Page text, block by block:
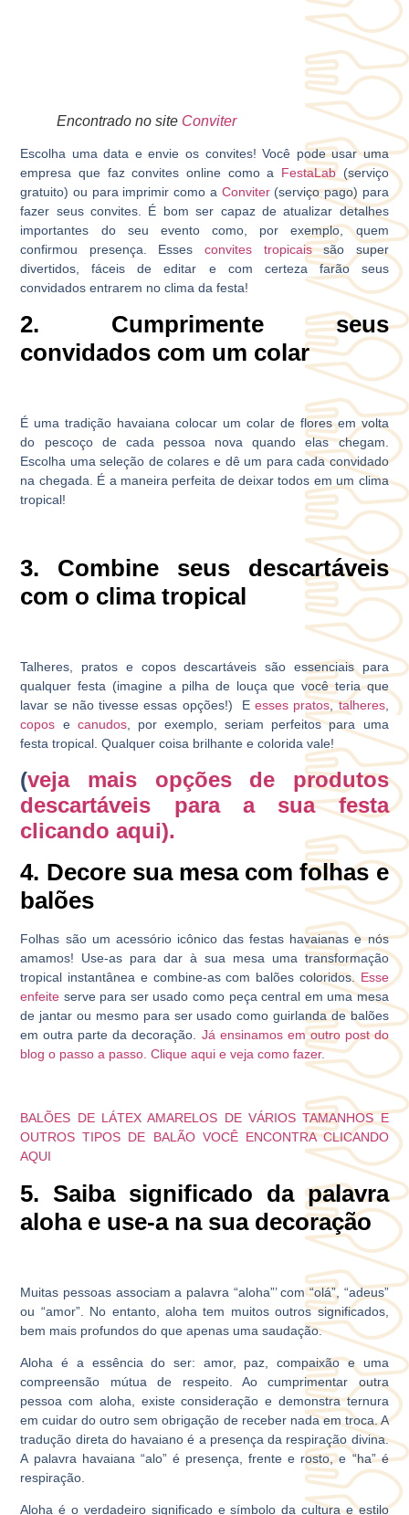
Encontrado no site Conviter
Escolha uma data e envie os convites! Você pode usar uma
empresa que faz convites online como a FestaLab(serviço
gratuito) ou para imprimir como a Conviter(serviço pago) para
fazer seus convites. É bom ser capaz de atualizar detalhes
importantes do seu evento como, por exemplo, quem
confirmou presença. Esses convites tropicaissão super
divertidos, fáceis de editar e com certeza farão seus
convidados entrarem no clima da festa!
2. Cumprimente seus
convidados com um colar
É uma tradição havaiana colocar um colar de flores em volta
do pescoço de cada pessoa nova quando elas chegam.
Escolha uma seleção de colares e dê um para cada convidado
na chegada. É a maneira perfeita de deixar todos em um clima
tropical!
3. Combine seus descartáveis
com o clima tropical
Talheres, pratos e copos descartáveis são essenciais para
qualquer festa (imagine a pilha de louça que você teria que
lavar se não tivesse essas opções!) Eesses pratos,talheres,
copos e canudos, por exemplo, seriam perfeitos para uma
festa tropical. Qualquer coisa brilhante e colorida vale!
(veja mais opções de produtos
descartáveis para a sua festa
clicando aqui).
4. Decore sua mesa com folhas e
balões
Folhas são um acessório icônico das festas havaianas e nós
amamos! Use-as para dar à sua mesa uma transformação
tropical instantânea e combine-as com balões coloridos. Esse
enfeite serve para ser usado como peça central em uma mesa
de jantar ou mesmo para ser usado como guirlanda de balões
em outra parte da decoração. Já ensinamos em outro post do
blog o passo a passo. Clique aqui e veja como fazer.
BALÕES DE LÁTEX AMARELOS DE VÁRIOS TAMANHOS E
OUTROS TIPOS DE BALÃO VOCÊ ENCONTRA CLICANDO
AQUI
5. Saiba significado da palavra
aloha e use-a na sua decoração
Muitas pessoas associam a palavra “aloha”’ com “olá”, “adeus”
ou “amor”. No entanto, aloha tem muitos outros significados,
bem mais profundos do que apenas uma saudação.
Aloha é a essência do ser: amor, paz, compaixão e uma
compreensão mútua de respeito. Ao cumprimentar outra
pessoa com aloha, existe consideração e demonstra ternura
em cuidar do outro sem obrigação de receber nada em troca. A
tradução direta do havaiano é a presença da respiração divina.
A palavra havaiana “alo” é presença, frente e rosto, e “ha” é
respiração.
Aloha é o verdadeiro significado e símbolo da cultura e estilo